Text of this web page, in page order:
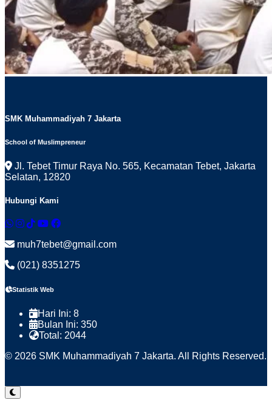
SMK Muhammadiyah 7 Jakarta
School of Muslimpreneur
Jl. Tebet Timur Raya No. 565, Kecamatan Tebet, Jakarta
Selatan, 12820
Hubungi Kami
muh7tebet@gmail.com
(021) 8351275
Statistik Web
Hari Ini: 8
Bulan Ini: 350
Total: 2044
© 2026 SMK Muhammadiyah 7 Jakarta. All Rights Reserved.